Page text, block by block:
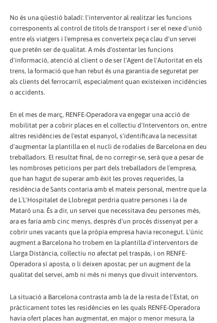
No és una qüestió baladí: l'interventor al realitzar les funcions
corresponents al control de títols de transport i ser el nexe d'unió
entre els viatgers i l'empresa es converteix peça clau d'un servei
que pretén ser de qualitat. A més d'ostentar les funcions
d'informació, atenció al client o de ser l'Agent de l'Autoritat en els
trens, la formació que han rebut és una garantia de seguretat per
als clients del ferrocarril, especialment quan existeixen incidències
o accidents.
En el mes de març, RENFE-Operadora va engegar una acció de
mobilitat per a cobrir places en el col·lectiu d'Interventors on, entre
altres residències de l'estat espanyol, s'identificava la necessitat
d'augmentar la plantilla en el nucli de rodalies de Barcelona en deu
treballadors. El resultat final, de no corregir-se, serà que a pesar de
les nombroses peticions per part dels treballadors de l'empresa,
que han hagut de superar amb èxit les proves requerides, la
residència de Sants contaria amb el mateix personal, mentre que la
de L´L'Hospitalet de Llobregat perdria quatre persones i la de
Mataró una. És a dir, un servei que necessitava deu persones més,
ara es faria amb cinc menys, després d'un procés dissenyat per a
cobrir unes vacants que la pròpia empresa havia reconegut. L'únic
augment a Barcelona ho trobem en la plantilla d'interventors de
Llarga Distància, col·lectiu no afectat pel traspàs, i on RENFE-
Operadora sí aposta, o li deixen apostar, per un augment de la
qualitat del servei, amb ni més ni menys que divuit interventors.
La situació a Barcelona contrasta amb la de la resta de l'Estat, on
pràcticament totes les residències en les quals RENFE-Operadora
havia ofert places han augmentat, en major o menor mesura, la